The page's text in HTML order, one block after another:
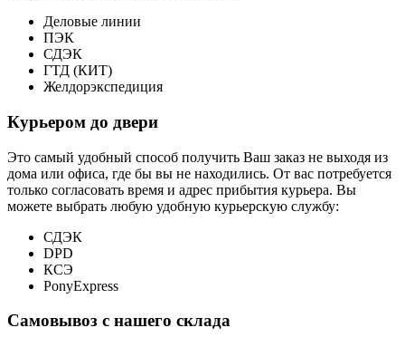
Деловые линии
ПЭК
СДЭК
ГТД (КИТ)
Желдорэкспедиция
Курьером до двери
Это самый удобный способ получить Ваш заказ не выходя из
дома или офиса, где бы вы не находились. От вас потребуется
только согласовать время и адрес прибытия курьера. Вы
можете выбрать любую удобную курьерскую службу:
СДЭК
DPD
КСЭ
PonyExpress
Самовывоз с нашего склада